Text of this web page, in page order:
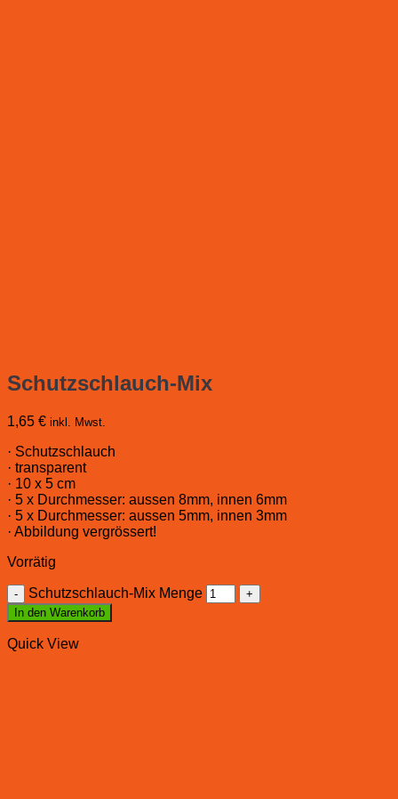
Schutzschlauch-Mix
1,65 € inkl. Mwst.
· Schutzschlauch
· transparent
· 10 x 5 cm
· 5 x Durchmesser: aussen 8mm, innen 6mm
· 5 x Durchmesser: aussen 5mm, innen 3mm
· Abbildung vergrössert!
Vorrätig
Schutzschlauch-Mix Menge
In den Warenkorb
Quick View